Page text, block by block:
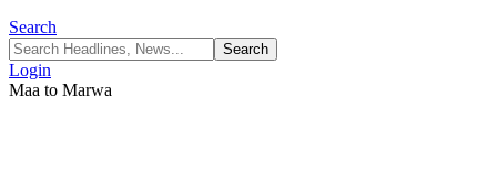
Search
Login
Maa to Marwa